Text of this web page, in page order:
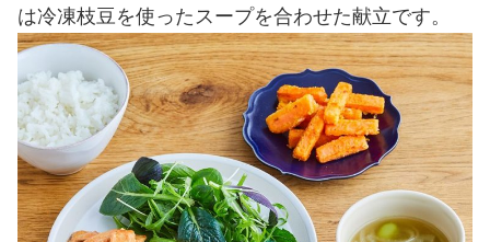
は冷凍枝豆を使ったスープを合わせた献立です。